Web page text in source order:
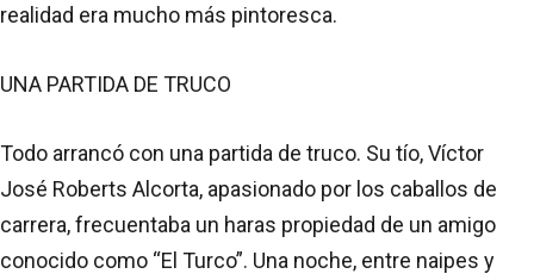
realidad era mucho más pintoresca.
UNA PARTIDA DE TRUCO
Todo arrancó con una partida de truco. Su tío, Víctor
José Roberts Alcorta, apasionado por los caballos de
carrera, frecuentaba un haras propiedad de un amigo
conocido como “El Turco”. Una noche, entre naipes y